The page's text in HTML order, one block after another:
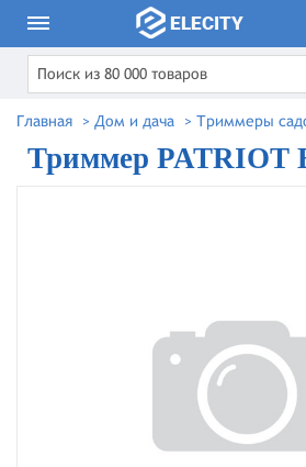
Главная > Дом и дача > Триммеры
Триммер PATRIOT